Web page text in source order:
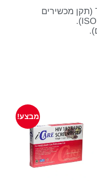
מוסמך TÜV ISO 13485 (תקן מכשירים
מבצע!